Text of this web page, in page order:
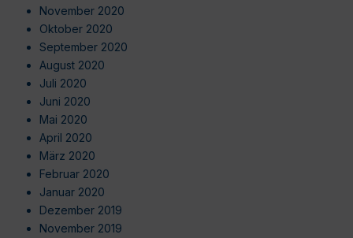
November 2020
Oktober 2020
September 2020
August 2020
Juli 2020
Juni 2020
Mai 2020
April 2020
März 2020
Februar 2020
Januar 2020
Dezember 2019
November 2019